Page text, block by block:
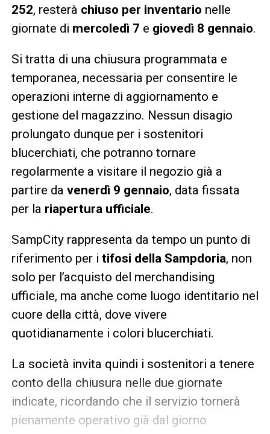
252, resterà chiuso per inventario nelle
giornate di mercoledì 7 e giovedì 8 gennaio.
Si tratta di una chiusura programmata e
temporanea, necessaria per consentire le
operazioni interne di aggiornamento e
gestione del magazzino. Nessun disagio
prolungato dunque per i sostenitori
blucerchiati, che potranno tornare
regolarmente a visitare il negozio già a
partire da venerdì 9 gennaio, data fissata
per la riapertura ufficiale.
SampCity rappresenta da tempo un punto di
riferimento per i tifosi della Sampdoria, non
solo per l’acquisto del merchandising
ufficiale, ma anche come luogo identitario nel
cuore della città, dove vivere
quotidianamente i colori blucerchiati.
La società invita quindi i sostenitori a tenere
conto della chiusura nelle due giornate
indicate, ricordando che il servizio tornerà
pienamente operativo già dal giorno